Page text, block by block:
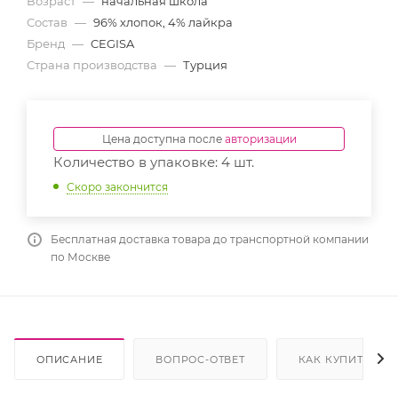
Состав — 96% хлопок, 4% лайкра
Бренд — CEGISA
Страна производства — Турция
Цена доступна после авторизации
Количество в упаковке: 4 шт.
Скоро закончится
Бесплатная доставка товара до транспортной компании
по Москве
ОПИСАНИЕ ВОПРОС-ОТВЕТ КАК КУПИТЬ